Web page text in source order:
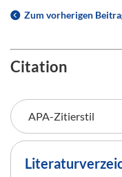
Zum vorherigen
Citation